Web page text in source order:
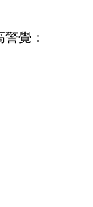
覺：